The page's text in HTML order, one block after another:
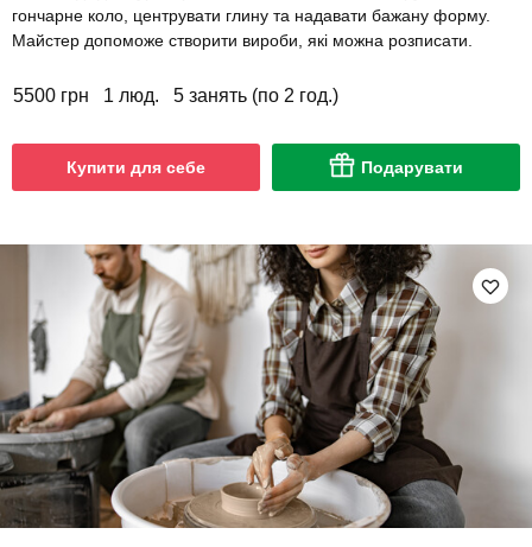
гончарне коло, центрувати глину та надавати бажану форму.
Майстер допоможе створити вироби, які можна розписати.
5500 грн 1 люд. 5 занять (по 2 год.)
Купити для себе Подарувати